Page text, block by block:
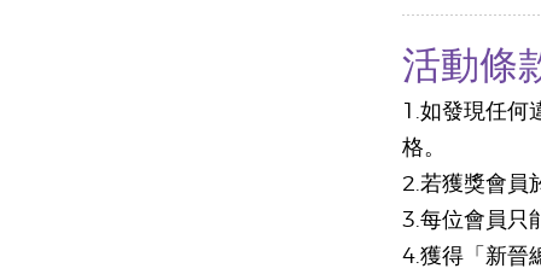
活動條
1.如發現任
格。
2.若獲獎會員
3.每位會員只
4.獲得「新晉